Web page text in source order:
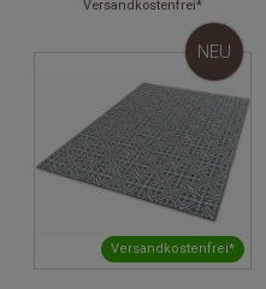
Versandkostenfrei*
Versandkostenfrei*
NEU